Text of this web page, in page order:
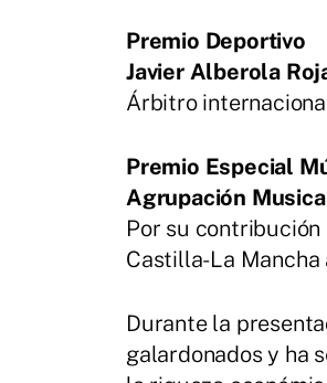
Premio Deportivo
Javier Alberola
Árbitro
Premio Especial
Agrupación
Por su
Castilla-La Mancha
Durante la
galardonados y ha